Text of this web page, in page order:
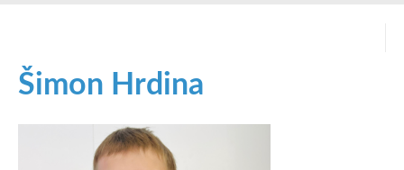
Šimon Hrdina